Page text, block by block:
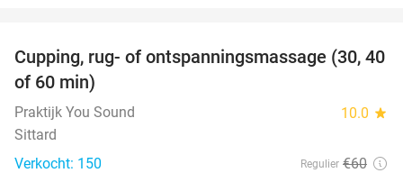
60%
Cupping, rug- of ontspanningsmassage (30, 40
of 60 min)
Praktijk You Sound 10.0 star
Sittard
Verkocht: 150
Regulier €60